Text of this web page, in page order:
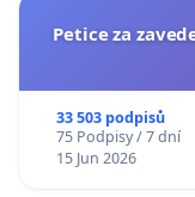
Petice za
33 503 podpisů
75 Podpisy / 7 dní
15 Jun 2026